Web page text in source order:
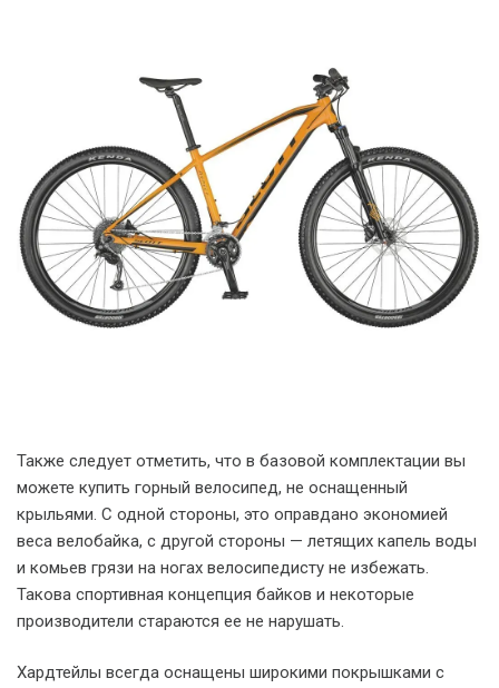
Также следует отметить, что в базовой комплектации вы
можете купить горный велосипед, не оснащенный
крыльями. С одной стороны, это оправдано экономией
веса велобайка, с другой стороны — летящих капель воды
и комьев грязи на ногах велосипедисту не избежать.
Такова спортивная концепция байков и некоторые
производители стараются ее не нарушать.
Хардтейлы всегда оснащены широкими покрышками с